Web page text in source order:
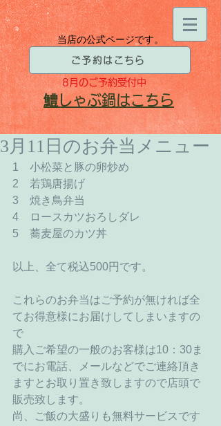
当店の公式ページです。
ご予約はこちら
8月のご予約受付中
​鱧しゃぶ鍋はこちら
3月11日のお弁当メニュー
1　小松菜と豚の卵炒め
2　若鶏唐揚げ
3　焼き鳥弁当
4　ロースカツおろしダレ
5　蕎麦屋のカツ丼
以上、全て税込500円です。
これらのお弁当はご予約が無ければ全
てお得意様にお届けしてしまいますの
で
購入ご希望の一般のお客様は10：30ま
でにお電話、メールなどでご連絡頂き
ますとお取り置き致しますので店頭で
販売致します。
尚、ご飯の大盛りも無料サービスです